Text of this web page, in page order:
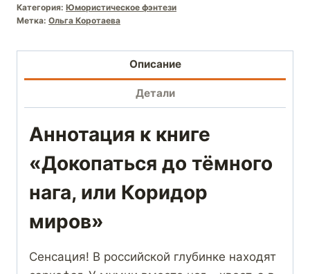
Категория: Юмористическое фэнтези
Метка: Ольга Коротаева
Описание
Детали
Аннотация к книге
«Докопаться до тёмного
нага, или Коридор
миров»
Сенсация! В российской глубинке находят